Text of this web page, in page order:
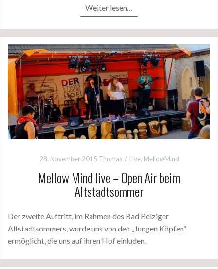
Weiter lesen…
28. November 2015 Thomas Live, MellowMind
Mellow Mind live – Open Air beim
Altstadtsommer
Der zweite Auftritt, im Rahmen des Bad Belziger
Altstadtsommers, wurde uns von den „Jungen Köpfen“
ermöglicht, die uns auf ihren Hof einluden.